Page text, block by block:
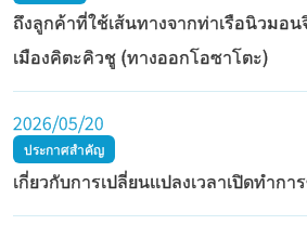
ถึงลูกค้าที่ใช้เส้นทางจากท่าเรือนิวมอน
เมืองคิตะคิวชู (ทางออกโอซาโตะ)
2026/05/20
ประกาศสำคัญ
เกี่ยวกับการเปลี่ยนแปลงเวลาเปิดทำก